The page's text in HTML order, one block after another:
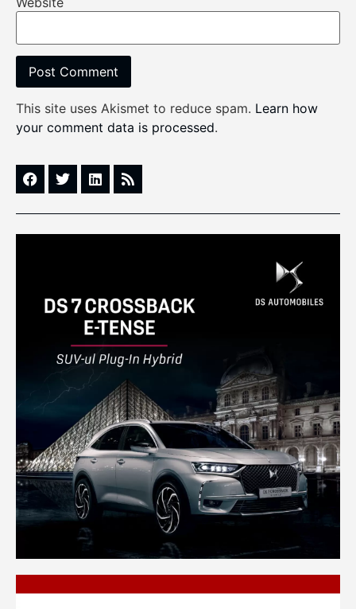
This site uses Akismet to reduce spam. Learn how
your comment data is processed.